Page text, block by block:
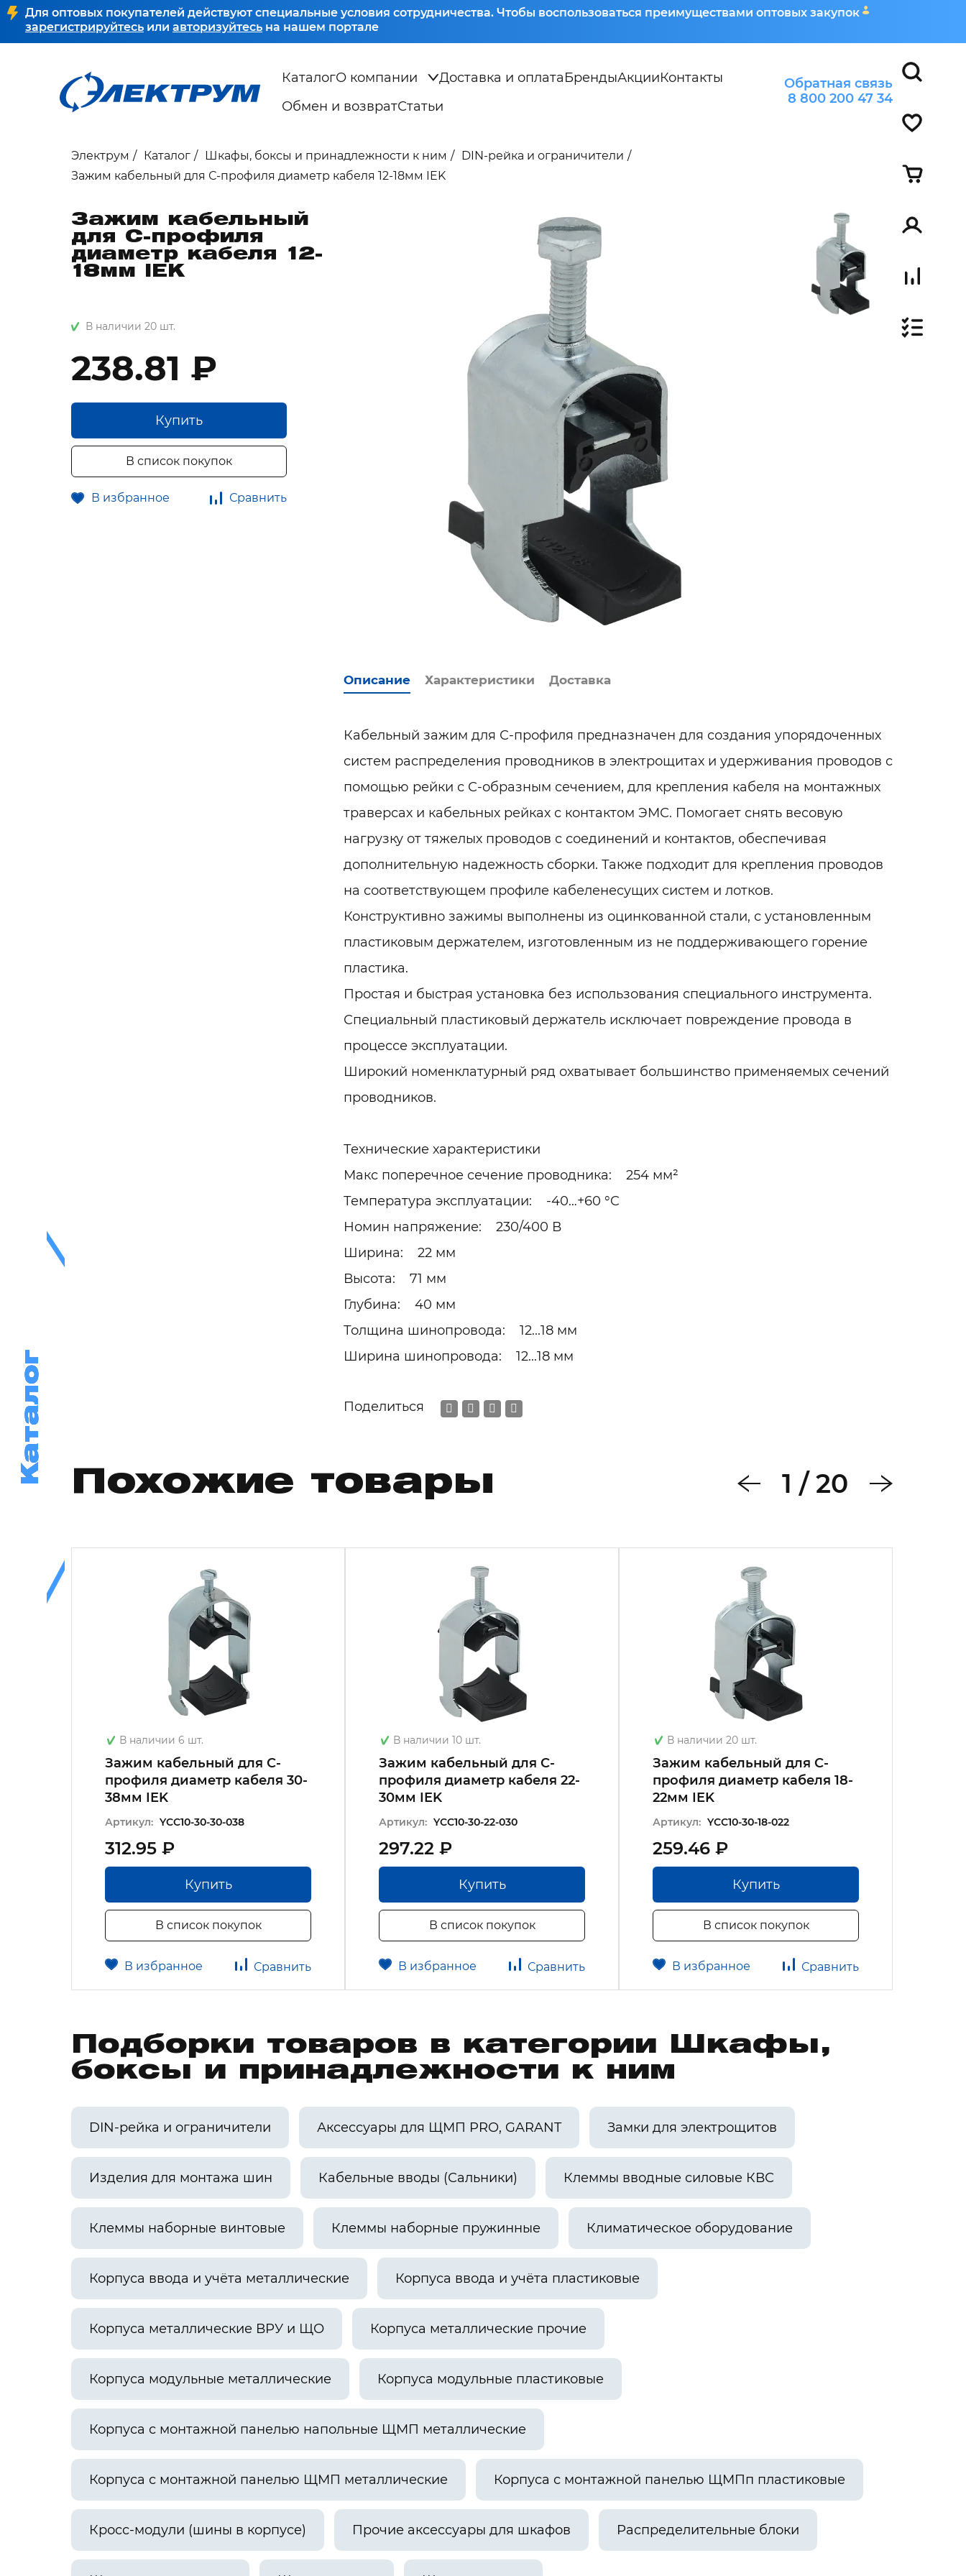
Для оптовых покупателей действуют специальные условия сотрудничества. Чтобы воспользоваться преимуществами оптовых закупок
зарегистрируйтесь или авторизуйтесь на нашем портале
КаталогО компании Доставка и оплатаБрендыАкцииКонтакты
Обмен и возвратСтатьи
Обратная связь
8 800 200 47 34
Каталог
Каталог
Электрум Каталог Шкафы, боксы и принадлежности к ним
DIN-рейка и ограничители
Зажим кабельный для С-профиля диаметр кабеля 12-18мм IEK
Зажим кабельный
для С-профиля
диаметр кабеля 12-
18мм IEK
В наличии 20 шт.
238.81 ₽
Купить
В список покупок
В избранное Сравнить
Описание Характеристики Доставка
Кабельный зажим для С-профиля предназначен для создания упорядоченных
систем распределения проводников в электрощитах и удерживания проводов с
помощью рейки с С-образным сечением, для крепления кабеля на монтажных
траверсах и кабельных рейках с контактом ЭМС. Помогает снять весовую
нагрузку от тяжелых проводов с соединений и контактов, обеспечивая
дополнительную надежность сборки. Также подходит для крепления проводов
на соответствующем профиле кабеленесущих систем и лотков.
Конструктивно зажимы выполнены из оцинкованной стали, с установленным
пластиковым держателем, изготовленным из не поддерживающего горение
пластика.
Простая и быстрая установка без использования специального инструмента.
Специальный пластиковый держатель исключает повреждение провода в
процессе эксплуатации.
Широкий номенклатурный ряд охватывает большинство применяемых сечений
проводников.
Технические характеристики
Макс поперечное сечение проводника: 254 мм²
Температура эксплуатации: -40…+60 °C
Номин напряжение: 230/400 В
Ширина: 22 мм
Высота: 71 мм
Глубина: 40 мм
Толщина шинопровода: 12...18 мм
Ширина шинопровода: 12...18 мм
Поделиться
Похожие товары 1 / 20
В наличии 6 шт.
Зажим кабельный для С-
профиля диаметр кабеля 30-
38мм IEK
Артикул: YCC10-30-30-038
312.95 ₽
Купить
В список покупок
В избранное Сравнить
В наличии 10 шт.
Зажим кабельный для С-
профиля диаметр кабеля 22-
30мм IEK
Артикул: YCC10-30-22-030
297.22 ₽
Купить
В список покупок
В избранное Сравнить
В наличии 20 шт.
Зажим кабельный для С-
профиля диаметр кабеля 18-
22мм IEK
Артикул: YCC10-30-18-022
259.46 ₽
Купить
В список покупок
В избранное Сравнить
Подборки товаров в категории Шкафы,
боксы и принадлежности к ним
DIN-рейка и ограничители Аксессуары для ЩМП PRO, GARANT Замки для электрощитов
Изделия для монтажа шин Кабельные вводы (Сальники) Клеммы вводные силовые КВС
Клеммы наборные винтовые Клеммы наборные пружинные Климатическое оборудование
Корпуса ввода и учёта металлические Корпуса ввода и учёта пластиковые
Корпуса металлические ВРУ и ЩО Корпуса металлические прочие
Корпуса модульные металлические Корпуса модульные пластиковые
Корпуса с монтажной панелью напольные ЩМП металлические
Корпуса с монтажной панелью ЩМП металлические Корпуса с монтажной панелью ЩМПп пластиковые
Кросс-модули (шины в корпусе) Прочие аксессуары для шкафов Распределительные блоки